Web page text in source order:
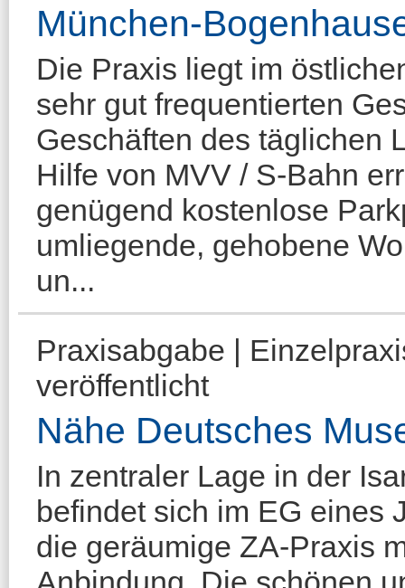
München-
Die Praxis liegt im
sehr gut frequentierten
Geschäften des täglichen
Hilfe von MVV / S-Bahn
genügend kostenlose
umliegende, gehobene
un...
Praxisabgabe |
veröffentlicht
Nähe Deutsches
In zentraler Lage in der
befindet sich im EG eines
die geräumige ZA-Praxis